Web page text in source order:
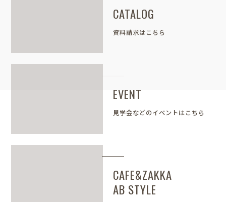
CATALOG
資料請求はこちら
EVENT
見学会などのイベントはこちら
CAFE&ZAKKA
AB STYLE